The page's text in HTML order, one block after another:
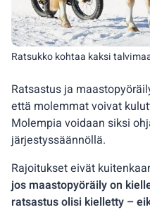
Ratsastus ja
että molemmat voivat
Molempia voidaan siksi
järjestyssäännöllä.
Rajoitukset eivät
jos maastopyöräily on
ratsastus olisi kielletty –
Ratsukko kohtaa kaksi